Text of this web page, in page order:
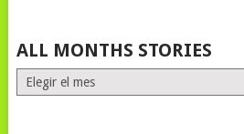
ALL MONTHS STORIES
ALL
MONTHS